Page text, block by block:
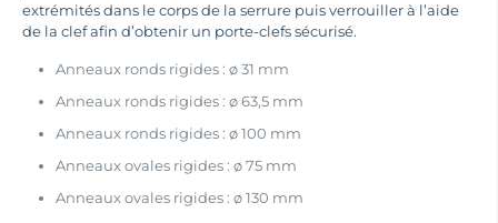
extrémités dans le corps de la serrure puis verrouiller à l’aide
de la clef afin d’obtenir un porte-clefs sécurisé.
Anneaux ronds rigides : ø 31 mm
Anneaux ronds rigides : ø 63,5 mm
Anneaux ronds rigides : ø 100 mm
Anneaux ovales rigides : ø 75 mm
Anneaux ovales rigides : ø 130 mm